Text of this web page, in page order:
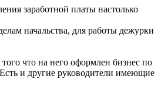
заработной платы настолько
начальства, для работы дежурки
что на него оформлен бизнес по
и другие руководители имеющие